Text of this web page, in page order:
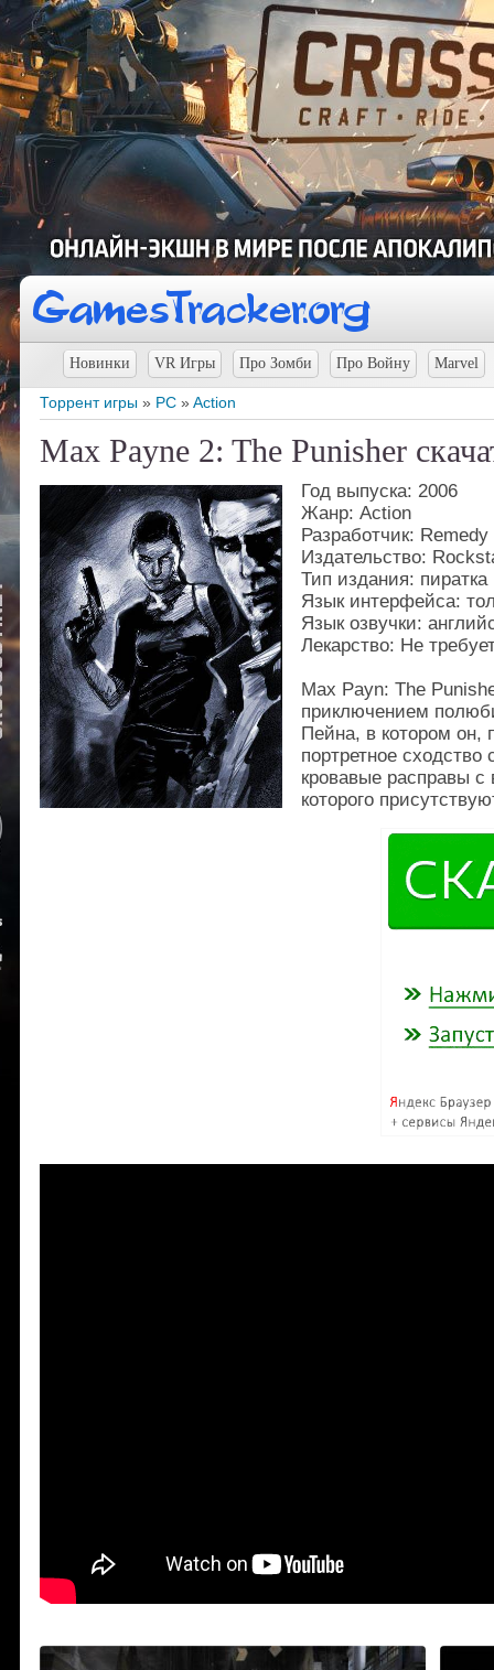
Новинки VR Игры Про Зомби Про Войну Marvel
Торрент игры » PC »Action
Max Payne 2: The Punisher
Год выпуска: 2006
Жанр: Action
Разработчик:
Издательство:
Тип издания: пиратка
Язык интерфейса:
Язык озвучки:
Лекарство: Не
Max Payn: The
приключением
Пейна, в котором он,
портретное
кровавые расправы
которого